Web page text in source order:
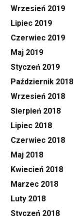
Wrzesień 2019
Lipiec 2019
Czerwiec 2019
Maj 2019
Styczeń 2019
Październik 2018
Wrzesień 2018
Sierpień 2018
Lipiec 2018
Czerwiec 2018
Maj 2018
Kwiecień 2018
Marzec 2018
Luty 2018
Styczeń 2018